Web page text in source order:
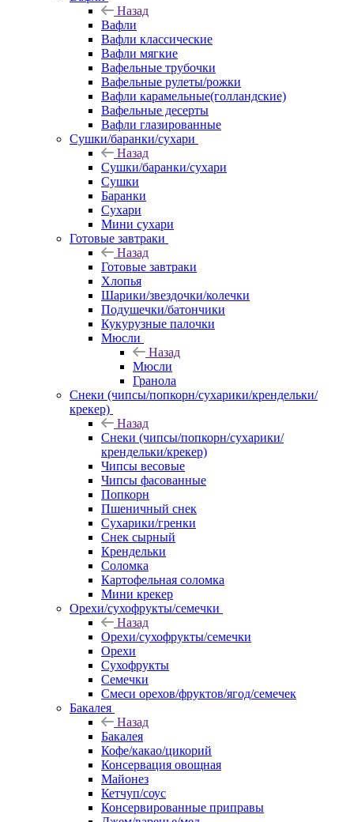
Назад
Вафли
Вафли классические
Вафли мягкие
Вафельные трубочки
Вафельные рулеты/рожки
Вафли карамельные(голландские)
Вафельные десерты
Вафли глазированные
Сушки/баранки/сухари
Назад
Сушки/баранки/сухари
Сушки
Баранки
Сухари
Мини сухари
Готовые завтраки
Назад
Готовые завтраки
Хлопья
Шарики/звездочки/колечки
Подушечки/батончики
Кукурузные палочки
Мюсли
Назад
Мюсли
Гранола
Снеки (чипсы/попкорн/сухарики/крендельки/
крекер)
Назад
Снеки (чипсы/попкорн/сухарики/
крендельки/крекер)
Чипсы весовые
Чипсы фасованные
Попкорн
Пшеничный снек
Сухарики/гренки
Снек сырный
Крендельки
Соломка
Картофельная соломка
Мини крекер
Орехи/сухофрукты/семечки
Назад
Орехи/сухофрукты/семечки
Орехи
Сухофрукты
Семечки
Смеси орехов/фруктов/ягод/семечек
Бакалея
Назад
Бакалея
Кофе/какао/цикорий
Консервация овощная
Майонез
Кетчуп/соус
Консервированные приправы